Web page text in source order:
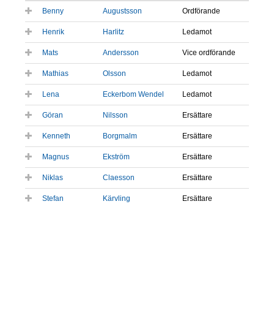
Benny Augustsson Ordförande
Henrik Harlitz Ledamot
Mats Andersson Vice ordförande
Mathias Olsson Ledamot
Lena Eckerbom Wendel Ledamot
Göran Nilsson Ersättare
Kenneth Borgmalm Ersättare
Magnus Ekström Ersättare
Niklas Claesson Ersättare
Stefan Kärvling Ersättare